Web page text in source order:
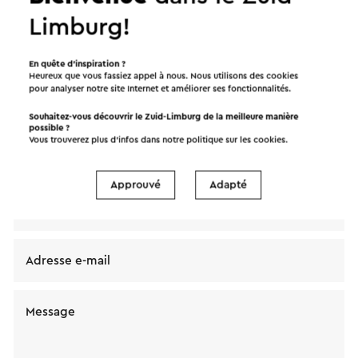
Envoyez un mail à Bezinningshuis Regina Carmeli.
Votre message sera envoyé immédiatement après
confidentialité, il est décrit comment Visit Zuid-
Limburg traite vos données personnelles.
Adresse e-mail
Message
Limburg!
En quête d’inspiration ?
Heureux que vous fassiez appel à nous. Nous utilisons des cookies
pour analyser notre site Internet et améliorer ses fonctionnalités.
Souhaitez-vous découvrir le Zuid-Limburg de la meilleure manière
possible ?
Vous trouverez plus d’infos dans notre politique sur lescookies.
Approuvé Adapté